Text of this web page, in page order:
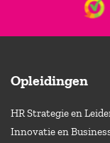
Opleidingen
HR Strategie en
Innovatie en